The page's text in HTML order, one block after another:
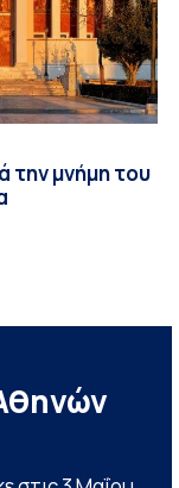
την μνήμη του